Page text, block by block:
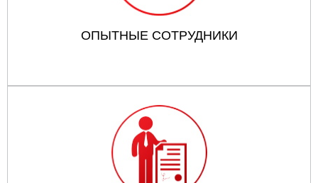
ОПЫТНЫЕ СОТРУДНИКИ